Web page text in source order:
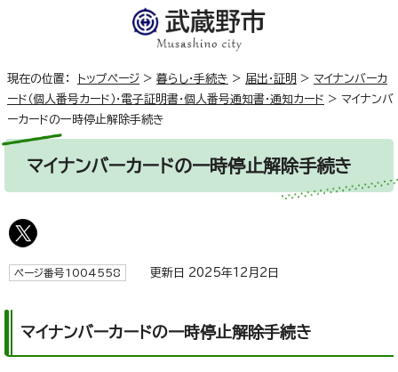
現在の位置： トップページ > 暮らし・手続き > 届出・証明 > マイナンバーカ
ード（個人番号カード）・電子証明書・個人番号通知書・通知カード > マイナンバ
ーカードの一時停止解除手続き
マイナンバーカードの一時停止解除手続き
ページ番号1004558 更新日 2025年12月2日
マイナンバーカードの一時停止解除手続き